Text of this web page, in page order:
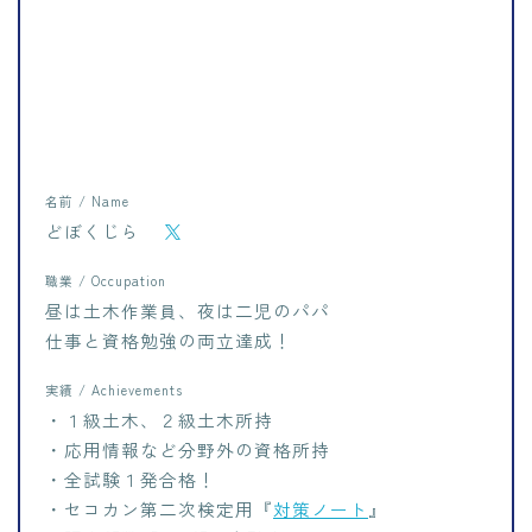
名前 / Name
どぼくじら
職業 / Occupation
昼は土木作業員、夜は二児のパパ
仕事と資格勉強の両立達成！
実績 / Achievements
・１級土木、２級土木所持
・応用情報など分野外の資格所持
・全試験１発合格！
・セコカン第二次検定用『対策ノート 』